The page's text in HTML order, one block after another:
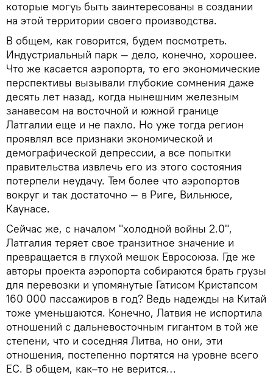
которые могуь быть заинтересованы в создании
на этой территории своего производства.
В общем, как говорится, будем посмотреть.
Индустриальный парк — дело, конечно, хорошее.
Что же касается аэропорта, то его экономические
перспективы вызывали глубокие сомнения даже
десять лет назад, когда нынешним железным
занавесом на восточной и южной границе
Латгалии еще и не пахло. Но уже тогда регион
проявлял все признаки экономической и
демографической депрессии, а все попытки
правительства извлечь его из этого состояния
потерпели неудачу. Тем более что аэропортов
вокруг и так достаточно — в Риге, Вильнюсе,
Каунасе.
Сейчас же, с началом "холодной войны 2.0",
Латгалия теряет свое транзитное значение и
превращается в глухой мешок Евросоюза. Где же
авторы проекта аэропорта собираются брать грузы
для перевозки и упомянутые Гатисом Кристапсом
160 000 пассажиров в год? Ведь надежды на Китай
тоже уменьшаются. Конечно, Латвия не испортила
отношений с дальневосточным гигантом в той же
степени, что и соседняя Литва, но они, эти
отношения, постепенно портятся на уровне всего
ЕС. В общем, как–то не верится…